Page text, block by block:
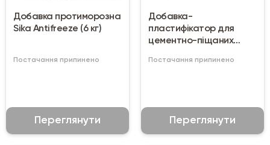
Добавка протиморозна
Sika Antifreeze (6 кг)
Постачання припинено
Переглянути
Добавка-
пластифікатор для
цементно-піщаних
Постачання припинено
Переглянути